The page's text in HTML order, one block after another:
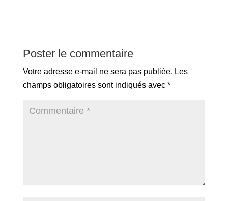
Poster le commentaire
Votre adresse e-mail ne sera pas publiée. Les
champs obligatoires sont indiqués avec *